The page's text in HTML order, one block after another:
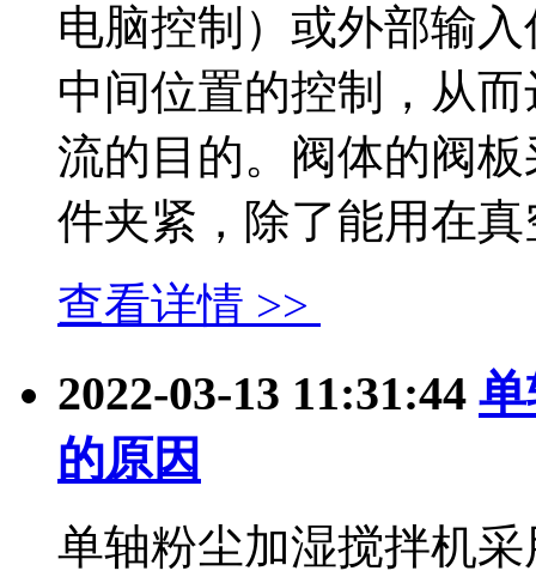
电脑控制）或外部输
中间位置的控制，从
流的目的。阀体的阀
件夹紧，除了能用在真
查看详情 >>
2022-03-13 11:31:44
的原因
单轴粉尘加湿搅拌机